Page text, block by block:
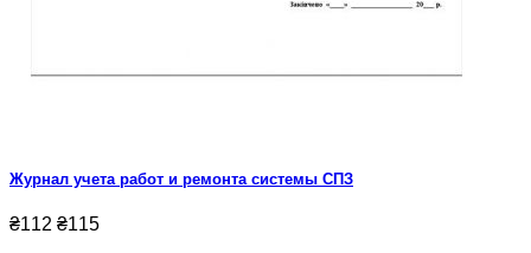
Журнал учета работ и ремонта системы СПЗ
₴112 ₴115